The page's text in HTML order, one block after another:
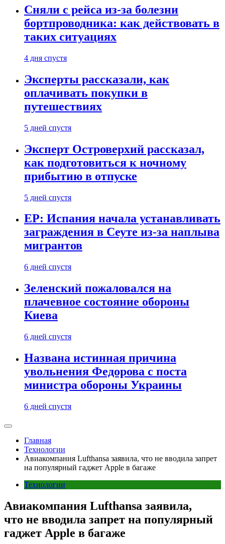
Сняли с рейса из-за болезни
бортпроводника: как действовать в
таких ситуациях
4 дня спустя
Эксперты рассказали, как
оплачивать покупки в
путешествиях
5 дней спустя
Эксперт Островерхий рассказал,
как подготовиться к ночному
прибытию в отпуске
5 дней спустя
EP: Испания начала устанавливать
заграждения в Сеуте из-за наплыва
мигрантов
6 дней спустя
Зеленский пожаловался на
плачевное состояние обороны
Киева
6 дней спустя
Названа истинная причина
увольнения Федорова с поста
министра обороны Украины
6 дней спустя
Главная
Технологии
Авиакомпания Lufthansa заявила, что не вводила запрет
на популярный гаджет Apple в багаже
Технологии
Авиакомпания Lufthansa заявила,
что не вводила запрет на популярный
гаджет Apple в багаже